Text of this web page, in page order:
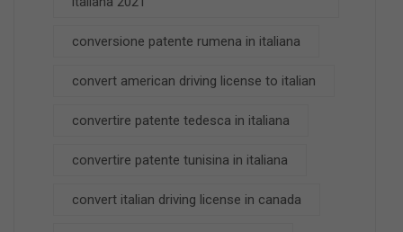
conversione patente rumena in italiana
convert american driving license to italian
convertire patente tedesca in italiana
convertire patente tunisina in italiana
convert italian driving license in canada